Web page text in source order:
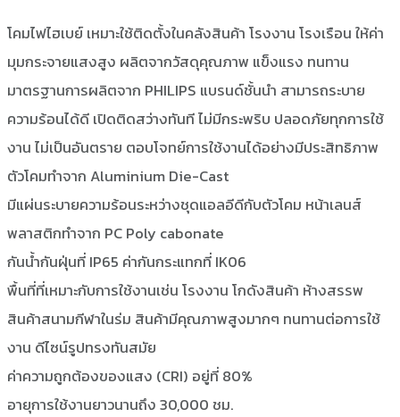
โคมไฟไฮเบย์ เหมาะใช้ติดตั้งในคลังสินค้า โรงงาน โรงเรือน ให้ค่า
มุมกระจายแสงสูง ผลิตจากวัสดุคุณภาพ แข็งแรง ทนทาน
มาตรฐานการผลิตจาก PHILIPS แบรนด์ชั้นนำ สามารถระบาย
ความร้อนได้ดี เปิดติดสว่างทันที ไม่มีกระพริบ ปลอดภัยทุกการใช้
งาน ไม่เป็นอันตราย ตอบโจทย์การใช้งานได้อย่างมีประสิทธิภาพ
ตัวโคมทำจาก Aluminium Die-Cast
มีแผ่นระบายความร้อนระหว่างชุดแอลอีดีกับตัวโคม หน้าเลนส์
พลาสติกทำจาก PC Poly cabonate
กันน้ำกันฝุ่นที่ IP65 ค่ากันกระแทกที่ IK06
พื้นที่ที่เหมาะกับการใช้งานเช่น โรงงาน โกดังสินค้า ห้างสรรพ
สินค้าสนามกีฬาในร่ม สินค้ามีคุณภาพสูงมากๆ ทนทานต่อการใช้
งาน ดีไซน์รูปทรงทันสมัย
ค่าความถูกต้องของแสง (CRI) อยู่ที่ 80%
อายุการใช้งานยาวนานถึง 30,000 ชม.